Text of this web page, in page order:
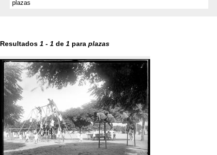
Resultados 1 - 1 de 1 para plazas